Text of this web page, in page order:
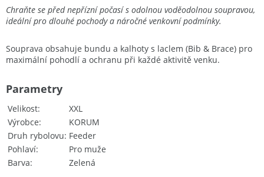
Chraňte se před nepřízní počasí s odolnou voděodolnou soupravou,
ideální pro dlouhé pochody a náročné venkovní podmínky.
Souprava obsahuje bundu a kalhoty s laclem (Bib & Brace) pro
maximální pohodlí a ochranu při každé aktivitě venku.
Velikost
XXL
Výrobce
KORUM
Druh rybolovu Feeder
Pohlaví
Pro muže
Barva
Zelená
Parametry